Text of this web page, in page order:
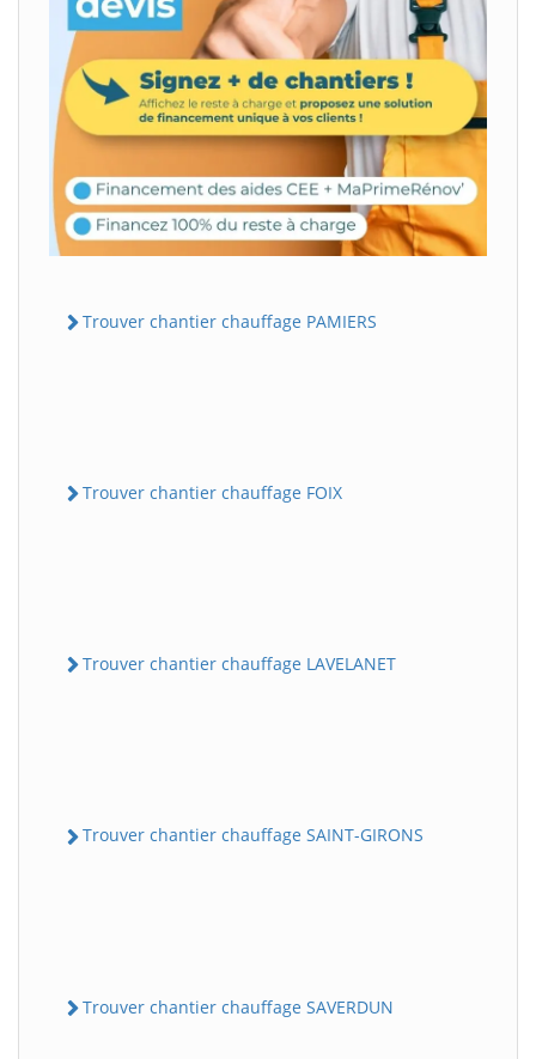
Trouver chantier chauffage PAMIERS
Trouver chantier chauffage FOIX
Trouver chantier chauffage LAVELANET
Trouver chantier chauffage SAINT-GIRONS
Trouver chantier chauffage SAVERDUN